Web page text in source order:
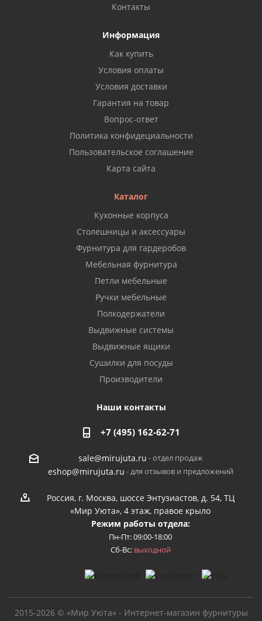
Контакты
Информация
Как купить
Условия оплаты
Условия доставки
Гарантия на товар
Вопрос-ответ
Политика конфидециальности
Пользовательское соглашение
Карта сайта
Каталог
Кухонные корпуса
Столешницы и аксессуары
Фурнитура для гардеробов
Мебельная фурнитура
Петли мебельные
Ручки мебельные
Полкодержатели
Выдвижные системы
Выдвижные ящики
Сушилки для посуды
Производители
Наши контакты
+7 (495) 162-62-71
sale@mirujuta.ru - отдел продаж
eshop@mirujuta.ru - для отзывов и предложений
Россия, г. Москва, шоссе Энтузиастов, д. 54, ТЦ
«Мир Уюта», 4 этаж, правое крыло
Режим работы отдела:
Пн-Пт: 09:00-18:00
Сб-Вс: выходной
2015-2026 © «Мир Уюта» - Интернет-магазин фурнитуры